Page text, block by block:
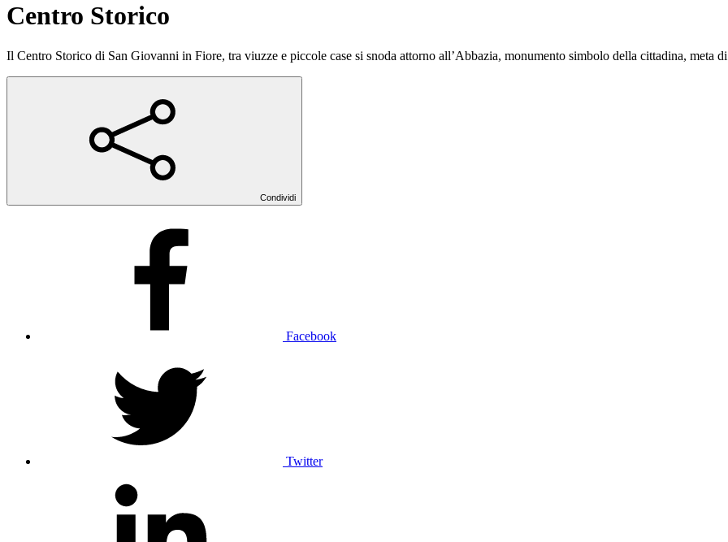
Centro Storico
Il Centro Storico di San Giovanni in Fiore, tra viuzze e piccole case si snoda attorno all’Abbazia, monumento simbolo della cittadina, meta
Condividi
Facebook
Twitter